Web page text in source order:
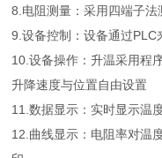
8.电阻测量：采用四端子法
9.设备控制：设备通过
10.设备操作：升温采用程
升降速度与位置自由设置
11.数据显示：实时显示温
12.曲线显示：电阻率对温